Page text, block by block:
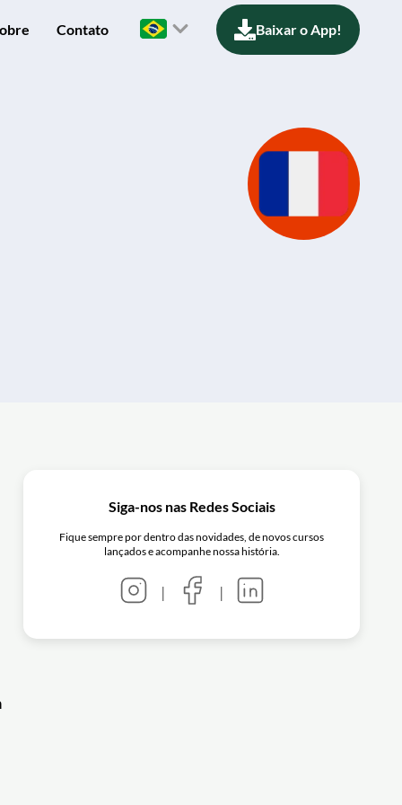
Contato Baixar o App!
Siga-nos nas Redes Sociais
Fique sempre por dentro das novidades, de novos cursos
lançados e acompanhe nossa história.
| |